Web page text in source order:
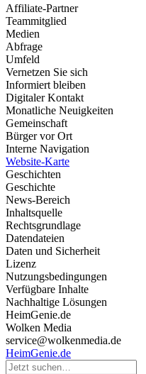
Affiliate-Partner
Teammitglied
Medien
Abfrage
Umfeld
Vernetzen Sie sich
Informiert bleiben
Digitaler Kontakt
Monatliche Neuigkeiten
Gemeinschaft
Bürger vor Ort
Interne Navigation
Website-Karte
Geschichten
Geschichte
News-Bereich
Inhaltsquelle
Rechtsgrundlage
Datendateien
Daten und Sicherheit
Lizenz
Nutzungsbedingungen
Verfügbare Inhalte
Nachhaltige Lösungen
HeimGenie.de
Wolken Media
service@wolkenmedia.de
HeimGenie.de